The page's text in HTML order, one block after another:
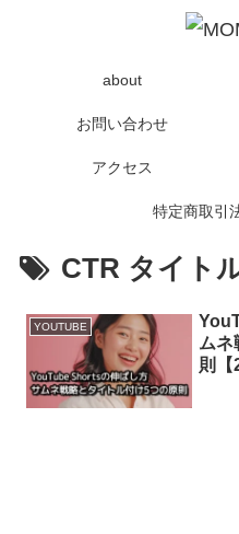
about
お問い合わせ
アクセス
特定商取引
CTR タイト
YOUTUBE
ムネ
則【